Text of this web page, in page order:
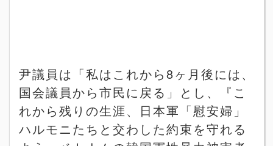
尹議員は「私はこれから8ヶ月後には、
国会議員から市民に戻る」とし、『こ
れから残りの生涯、日本軍「慰安婦」
ハルモニたちと交わした約束を守れる